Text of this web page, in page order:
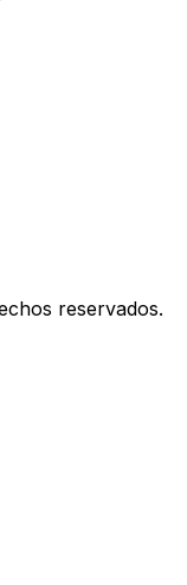
reservados.